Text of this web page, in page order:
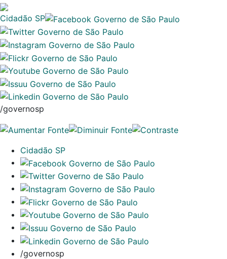
Cidadão SP
/governosp
Cidadão SP
/governosp